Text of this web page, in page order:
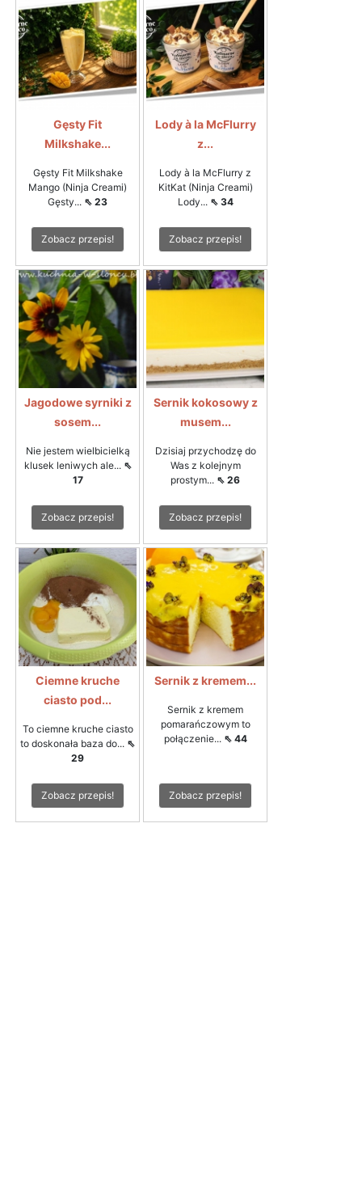
Gęsty Fit
Milkshake...
Gęsty Fit Milkshake
Mango (Ninja Creami)
Gęsty... ⇖ 23
Zobacz przepis!
Lody à la McFlurry
z...
Lody à la McFlurry z
KitKat (Ninja Creami)
Lody... ⇖ 34
Zobacz przepis!
Jagodowe syrniki z
sosem...
Nie jestem wielbicielką
klusek leniwych ale... ⇖
17
Zobacz przepis!
Sernik kokosowy z
musem...
Dzisiaj przychodzę do
Was z kolejnym
prostym... ⇖ 26
Zobacz przepis!
Ciemne kruche
ciasto pod...
To ciemne kruche ciasto
to doskonała baza do... ⇖
29
Zobacz przepis!
Sernik z kremem...
Sernik z kremem
pomarańczowym to
połączenie... ⇖ 44
Zobacz przepis!